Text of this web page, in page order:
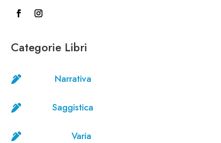
Categorie Libri
 Narrativa
 Saggistica
 Varia